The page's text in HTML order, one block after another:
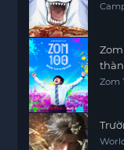
Zom